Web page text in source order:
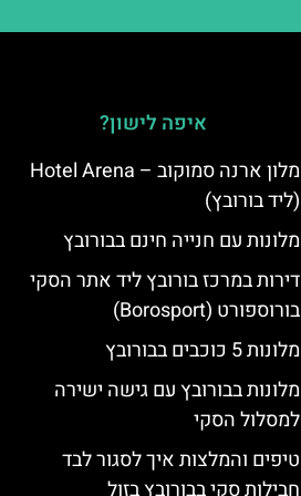
איפה לישון?
מלון ארנה סמוקוב – Hotel Arena
(ליד בורובץ)
מלונות עם חנייה חינם בבורובץ
דירות במרכז בורובץ ליד אתר הסקי
בורוספורט (Borosport)
מלונות 5 כוכבים בבורובץ
מלונות בבורובץ עם גישה ישירה
למסלול הסקי
טיפים והמלצות איך לסגור לבד
חבילות סקי בבורובץ בזול